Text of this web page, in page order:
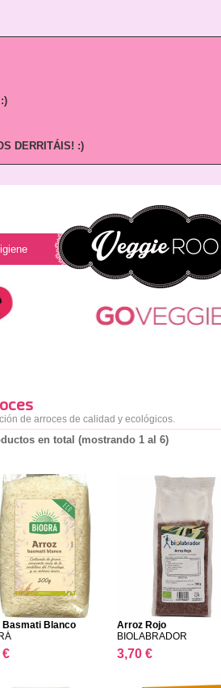
DERRITÁIS! :)
de arroces de calidad y ecológicos.
en total (mostrando 1 al 6)
Basmati Blanco
€
Arroz Rojo
BIOLABRADOR
3,70 €